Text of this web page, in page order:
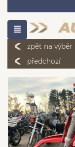
zpět na výběr
předchozí